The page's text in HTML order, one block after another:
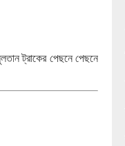
ট্রাকের পেছনে পেছনে